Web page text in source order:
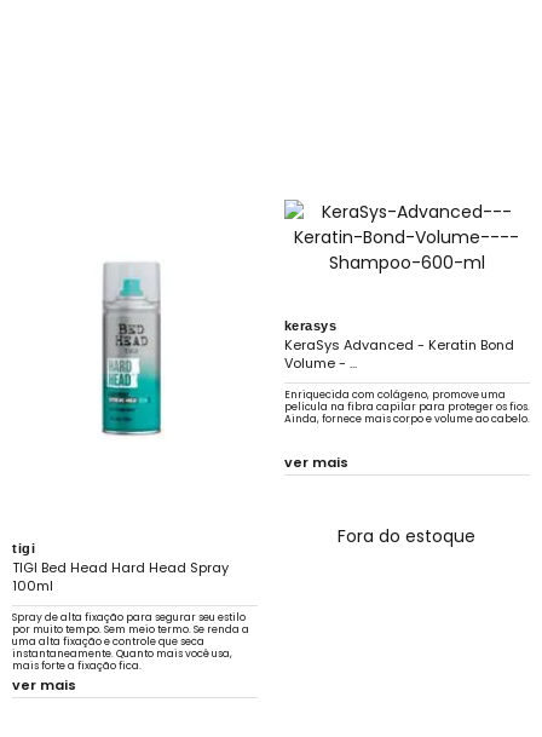
tigi
TIGI Bed Head Hard Head Spray
100ml
Spray de alta fixação para segurar seu estilo
por muito tempo. Sem meio termo. Se renda a
uma alta fixação e controle que seca
instantaneamente. Quanto mais você usa,
mais forte a fixação fica.
ver mais
kerasys
KeraSys Advanced - Keratin Bond
Volume - ...
Enriquecida com colágeno, promove uma
película na fibra capilar para proteger os fios.
Ainda, fornece mais corpo e volume ao cabelo.
ver mais
Fora do estoque